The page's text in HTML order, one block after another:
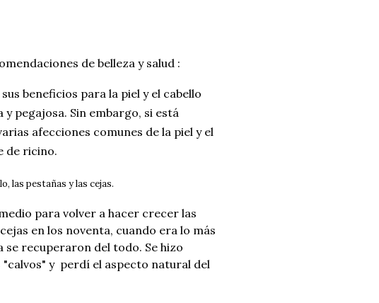
de belleza y salud :
beneficios para la piel y el cabello
y pegajosa. Sin embargo, si está
afecciones comunes de la piel y el
de ricino.
las pestañas y las cejas.
para volver a hacer crecer las
en los noventa, cuando era lo más
se recuperaron del todo. Se hizo
y perdí el aspecto natural del